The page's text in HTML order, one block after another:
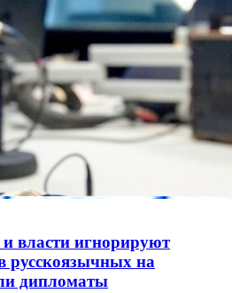
власти игнорируют
русскоязычных на
дипломаты